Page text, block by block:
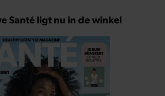
Santé ligt nu in de winkel